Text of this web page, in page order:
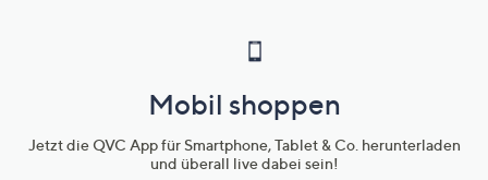
Mobil shoppen
Jetzt die QVC App für Smartphone, Tablet & Co. herunterladen
und überall live dabei sein!